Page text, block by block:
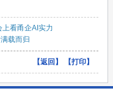
看甬企AI实力
载而归
【返回 】 【打印】